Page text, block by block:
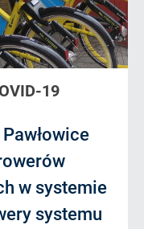
19
w systemie
systemu